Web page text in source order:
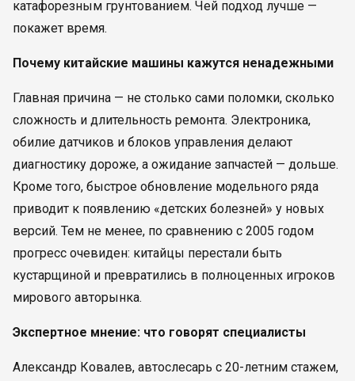
катафорезным грунтованием. Чей подход лучше —
покажет время.
Почему китайские машины кажутся ненадежными
Главная причина — не столько сами поломки, сколько
сложность и длительность ремонта. Электроника,
обилие датчиков и блоков управления делают
диагностику дороже, а ожидание запчастей — дольше.
Кроме того, быстрое обновление модельного ряда
приводит к появлению «детских болезней» у новых
версий. Тем не менее, по сравнению с 2005 годом
прогресс очевиден: китайцы перестали быть
кустарщиной и превратились в полноценных игроков
мирового авторынка.
Экспертное мнение: что говорят специалисты
Александр Ковалев, автослесарь с 20-летним стажем,